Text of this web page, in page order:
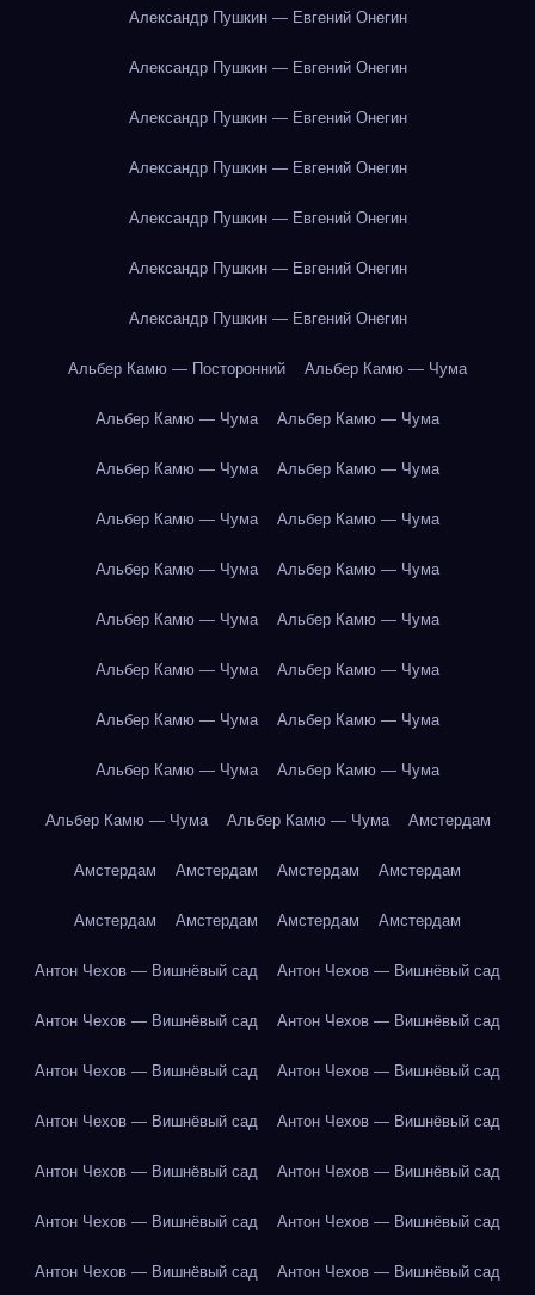
Александр Пушкин — Евгений Онегин
Александр Пушкин — Евгений Онегин
Александр Пушкин — Евгений Онегин
Александр Пушкин — Евгений Онегин
Александр Пушкин — Евгений Онегин
Александр Пушкин — Евгений Онегин
Александр Пушкин — Евгений Онегин
Альбер Камю — Посторонний Альбер Камю — Чума
Альбер Камю — Чума Альбер Камю — Чума
Альбер Камю — Чума Альбер Камю — Чума
Альбер Камю — Чума Альбер Камю — Чума
Альбер Камю — Чума Альбер Камю — Чума
Альбер Камю — Чума Альбер Камю — Чума
Альбер Камю — Чума Альбер Камю — Чума
Альбер Камю — Чума Альбер Камю — Чума
Альбер Камю — Чума Альбер Камю — Чума
Альбер Камю — Чума Альбер Камю — Чума Амстердам
Амстердам Амстердам Амстердам Амстердам
Амстердам Амстердам Амстердам Амстердам
Антон Чехов — Вишнёвый сад Антон Чехов — Вишнёвый сад
Антон Чехов — Вишнёвый сад Антон Чехов — Вишнёвый сад
Антон Чехов — Вишнёвый сад Антон Чехов — Вишнёвый сад
Антон Чехов — Вишнёвый сад Антон Чехов — Вишнёвый сад
Антон Чехов — Вишнёвый сад Антон Чехов — Вишнёвый сад
Антон Чехов — Вишнёвый сад Антон Чехов — Вишнёвый сад
Антон Чехов — Вишнёвый сад Антон Чехов — Вишнёвый сад